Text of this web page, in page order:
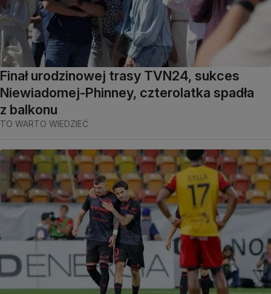
Finał urodzinowej trasy TVN24, sukces
Niewiadomej-Phinney, czterolatka spadła
z balkonu
TO WARTO WIEDZIEĆ